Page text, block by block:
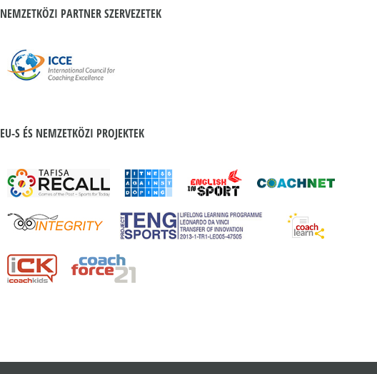
NEMZETKÖZI PARTNER SZERVEZETEK
EU-S ÉS NEMZETKÖZI PROJEKTEK